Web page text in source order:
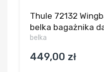
Thule 72132
belka bagażnika
belka
449,00 zł